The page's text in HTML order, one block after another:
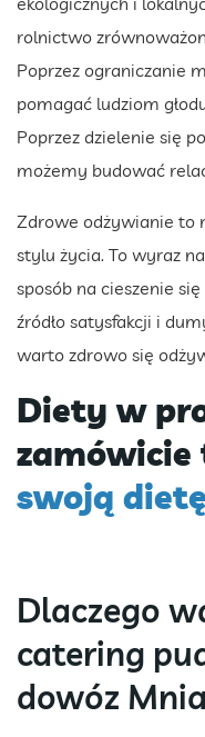
rolnictwo
Poprzez ograniczanie
pomagać ludziom
Poprzez dzielenie się
możemy budować
Zdrowe odżywianie to
stylu życia. To wyraz
sposób na cieszenie
źródło satysfakcji i
warto zdrowo się
Diety w
zamówicie
swoją
Dlaczego
catering
dowóz